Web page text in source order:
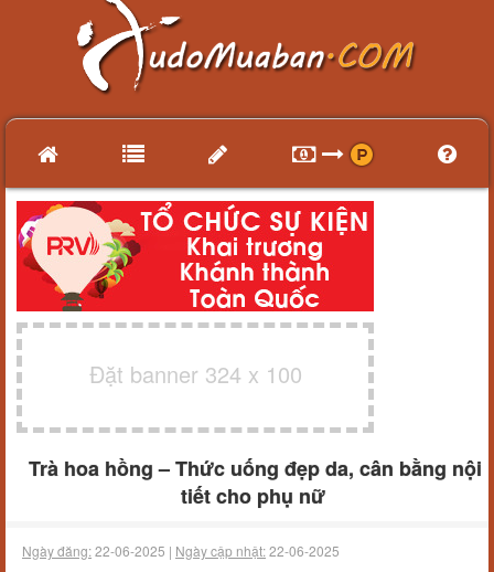
Đặt banner 324 x 100
Trà hoa hồng – Thức uống đẹp da, cân bằng nội
tiết cho phụ nữ
Ngày đăng:22-06-2025 | Ngày cập nhật:22-06-2025